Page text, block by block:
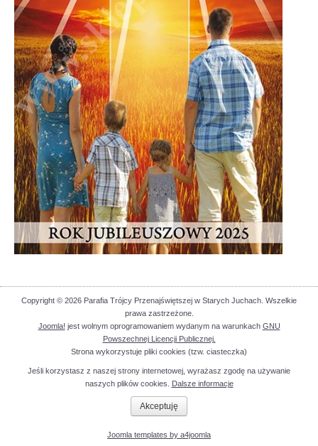
Copyright © 2026 Parafia Trójcy Przenajświętszej w Starych Juchach. Wszelkie
prawa zastrzeżone.
Joomla! jest wolnym oprogramowaniem wydanym na warunkach GNU
Powszechnej Licencji Publicznej.
Strona wykorzystuje pliki cookies (tzw. ciasteczka)
Jeśli korzystasz z naszej strony internetowej, wyrażasz zgodę na używanie
naszych plików cookies.
Dalsze informacje
Akceptuję
Joomla templates by a4joomla